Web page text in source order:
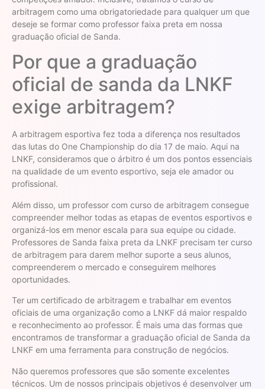
arbitragem como uma obrigatoriedade para qualquer um que
deseje se formar como professor faixa preta em nossa
graduação oficial de Sanda.
Por que a graduação
oficial de sanda da LNKF
exige arbitragem?
A arbitragem esportiva fez toda a diferença nos resultados
das lutas do One Championship do dia 17 de maio. Aqui na
LNKF, consideramos que o árbitro é um dos pontos essenciais
na qualidade de um evento esportivo, seja ele amador ou
profissional.
Além disso, um professor com curso de arbitragem consegue
compreender melhor todas as etapas de eventos esportivos e
organizá-los em menor escala para sua equipe ou cidade.
Professores de Sanda faixa preta da LNKF precisam ter curso
de arbitragem para darem melhor suporte a seus alunos,
compreenderem o mercado e conseguirem melhores
oportunidades.
Ter um certificado de arbitragem e trabalhar em eventos
oficiais de uma organização como a LNKF dá maior respaldo
e reconhecimento ao professor. É mais uma das formas que
encontramos de transformar a graduação oficial de Sanda da
LNKF em uma ferramenta para construção de negócios.
Não queremos professores que são somente excelentes
técnicos. Um de nossos principais objetivos é desenvolver um